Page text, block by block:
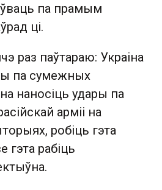
па прамым
ці.
раз паўтараю: Украіна
па сумежных
наносіць удары па
арміі на
робіць гэта
гэта рабіць